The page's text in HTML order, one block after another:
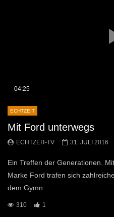
04:25
ECHTZEIT
Mit Ford unterwegs
ECHTZEIT-TV 31. JULI 2016
Ein Treffen der Generationen.
Marke Ford trafen sich
dem Gymn...
310 1